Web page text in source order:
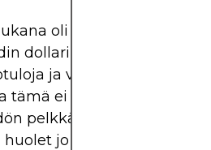
oli myös huomattava
dollarin kertaluonteinen
ja väliaikaisesti
tämä ei indikoinut
pelkkä koko lisäsi
jo ennestään